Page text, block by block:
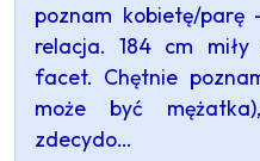
poznam kobietę/parę
relacja. 184 cm miły
facet. Chętnie
może być
zdecydo…